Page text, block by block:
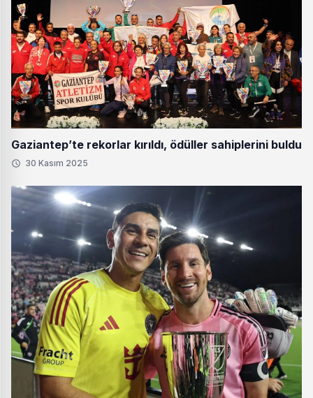
Gaziantep’te rekorlar kırıldı, ödüller sahiplerini buldu
30 Kasım 2025